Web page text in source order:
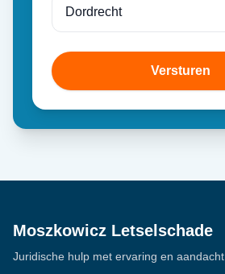
Versturen
Moszkowicz Letselschade
Juridische hulp met ervaring en aandacht